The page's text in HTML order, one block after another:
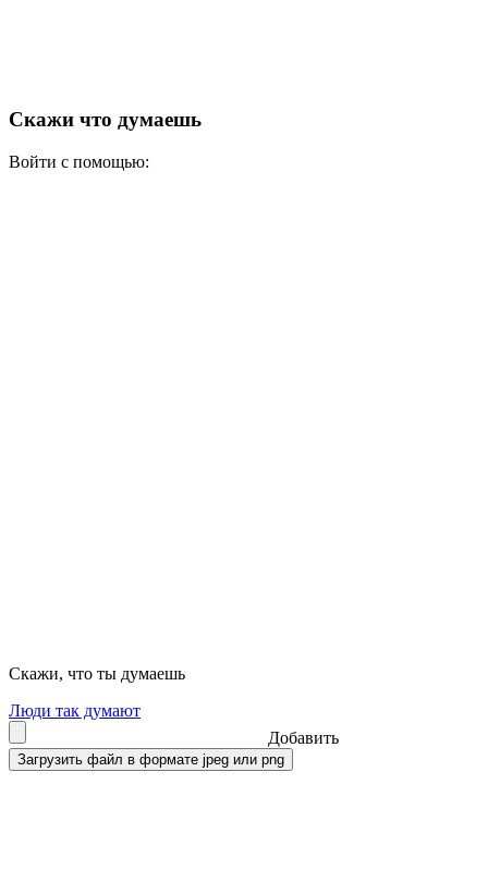
Скажи что думаешь
Войти с помощью:
Скажи, что ты думаешь
Люди так думают
Добавить